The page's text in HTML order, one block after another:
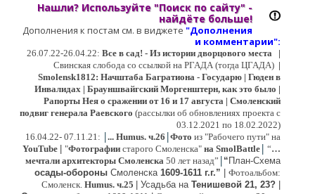
Нашли? Используйте "Поиск по сайту" -
найдёте больше!
Дополнения к постам см. в виджете "Дополнения
и комментарии":
26.07.22-26.04.22: Все в сад! - Из истории дворцового места
|
Свинская слобода со ссылкой на РГАДА (тогда ЦГАДА) |
Smolensk1812: Начштаба Багратиона - Государю | Гюден в
Инвалидах | Брауншвайгский Моргенштерн, как это было |
Рапорты Нея о сражении от 16 и 17 августа | Смоленский
подвиг генерала Раевского (рассылки об обновлениях проекта с
03.12.2021 по 18.02.2022)
16.04.22- 07.11.21: |... Humus. ч.26 |Фото из "Рабочего пути" на
YouTube
"Фотографии старого Смоленска" на SmolBattle | “…
мечтали архитекторы Смоленска 50 лет назад” | “ План-Схема
осады-обороны Смоленска 1609-1611 г.г.”
Фотоальбом:
Смоленск. Humus. ч.25 | Усадьба на Тенишевой 21, 23?